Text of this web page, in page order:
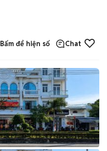
Bấm để hiện số Chat